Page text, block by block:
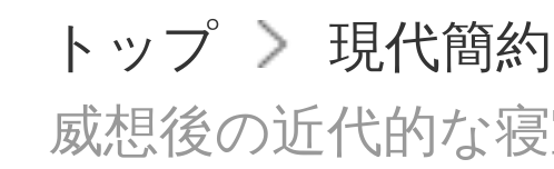
トップ
現代簡約
威想後の近代的な